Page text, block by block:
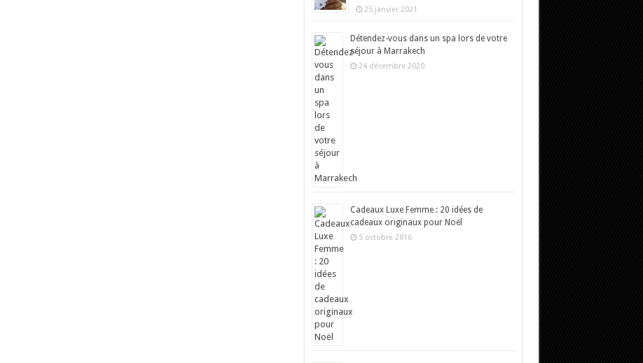
25 janvier 2021
Détendez-vous dans un spa lors de votre
séjour à Marrakech
24 décembre 2020
Cadeaux Luxe Femme : 20 idées de
cadeaux originaux pour Noël
5 octobre 2016